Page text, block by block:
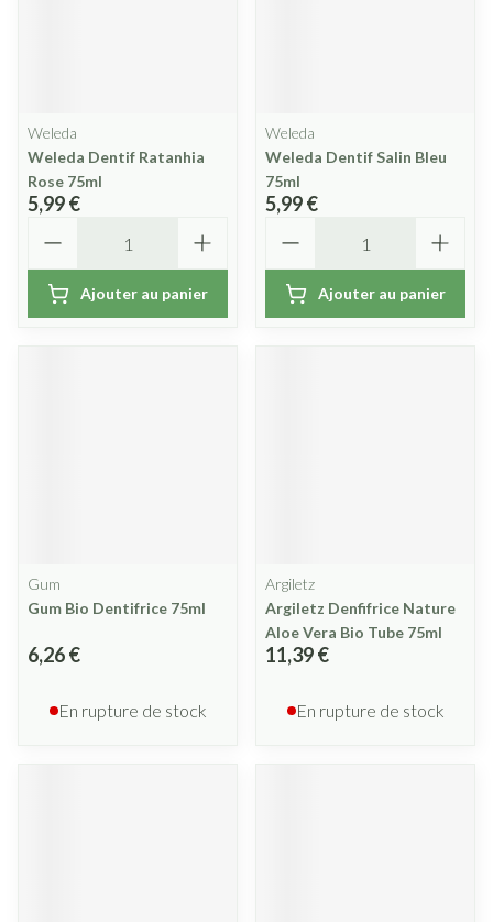
Weleda
Weleda Dentif Ratanhia
Rose 75ml
5,99 €
Ajouter au panier
Weleda
Weleda Dentif Salin Bleu
75ml
5,99 €
Ajouter au panier
Gum
Gum Bio Dentifrice 75ml
6,26 €
En rupture de stock
Argiletz
Argiletz Denfifrice Nature
Aloe Vera Bio Tube 75ml
11,39 €
En rupture de stock